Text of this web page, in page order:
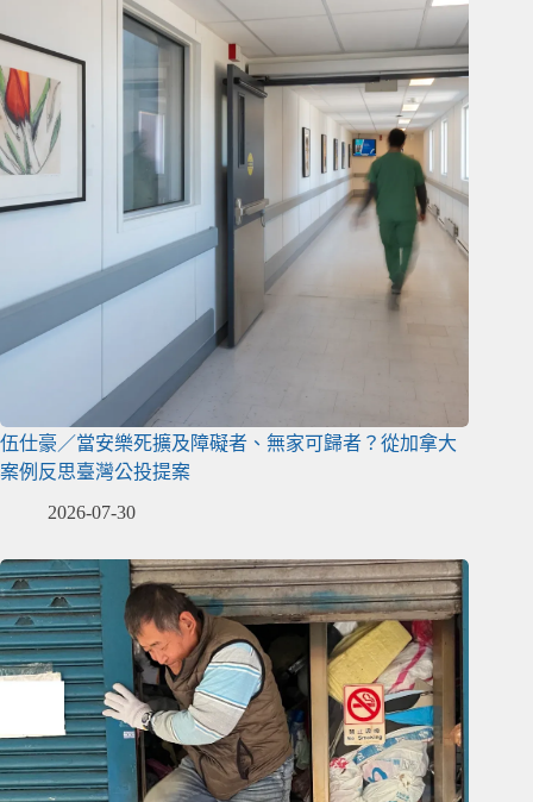
伍仕豪／當安樂死擴及障礙者、無家可歸者？從加拿大
案例反思臺灣公投提案
2026-07-30